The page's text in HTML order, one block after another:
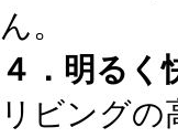
ん。
４．明るく
リビングの